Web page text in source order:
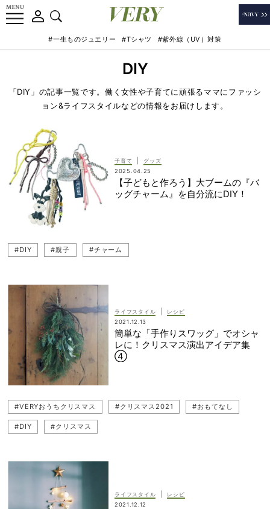
#一生ものジュエリー #Tシャツ #紫外線（UV）対策
DIY
「DIY」の記事一覧です。働く女性や子育てに頑張るママにファッシ
ョン&ライフスタイルなどの情報をお届けします。
子育て
グッズ
2025.04.25
【子どもと作ろう】大ブームの『バ
ッグチャーム』を自分流にDIY！
#DIY #親子 #チャーム
ライフスタイル
レシピ
2021.12.13
簡単な「手作りスワッグ」でオシャ
レに！クリスマス演出アイデア集
④
#VERYおうちクリスマス #クリスマス2021 #おもてなし
#DIY #クリスマス
ライフスタイル
レシピ
2021.12.12